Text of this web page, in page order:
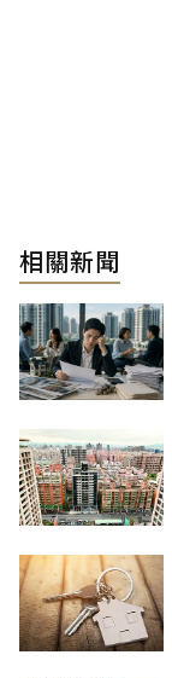
相關新聞